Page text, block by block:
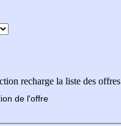
recharge la liste des offres
de l'offre